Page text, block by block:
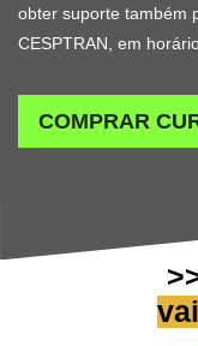
obter suporte também
CESPTRAN, em
COMPRAR